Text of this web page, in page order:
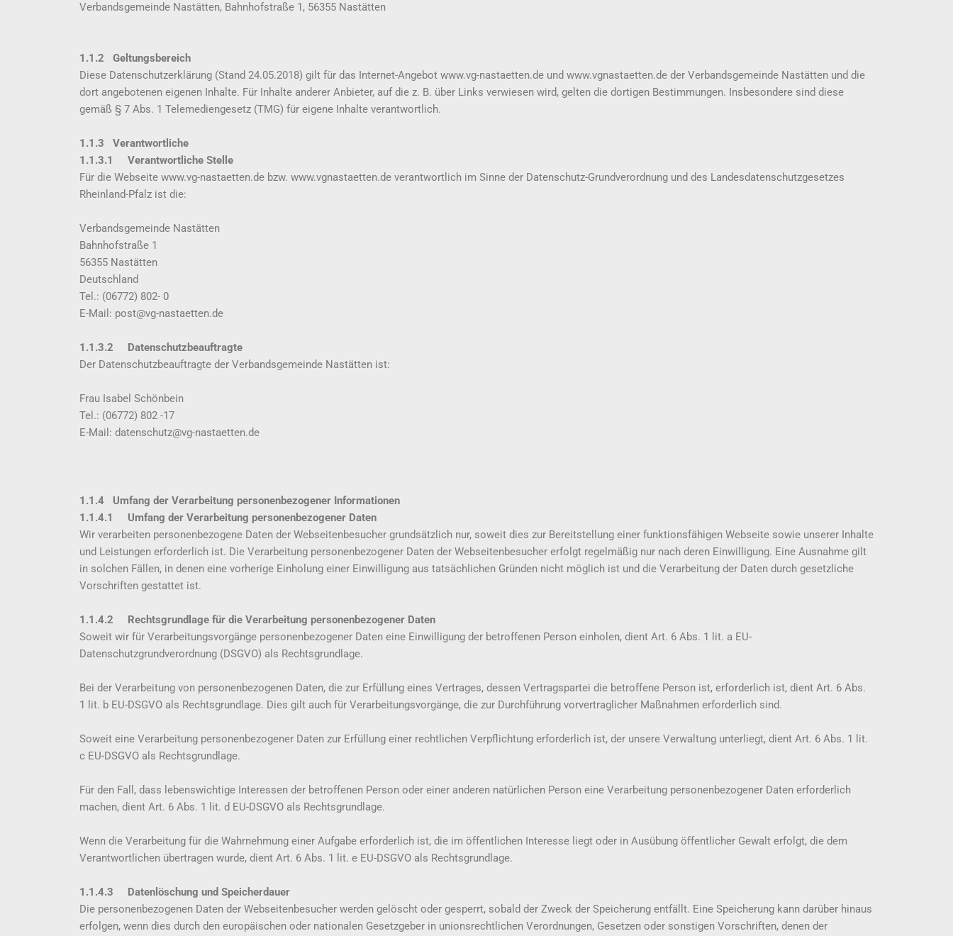
Verbandsgemeinde Nastätten, Bahnhofstraße 1, 56355 Nastätten
1.1.2 Geltungsbereich
Diese Datenschutzerklärung (Stand 24.05.2018) gilt für das Internet-Angebot www.vg-nastaetten.de und www.vgnastaetten.de der Verbandsgemeinde Nastätten und die
dort angebotenen eigenen Inhalte. Für Inhalte anderer Anbieter, auf die z. B. über Links verwiesen wird, gelten die dortigen Bestimmungen. Insbesondere sind diese
gemäß § 7 Abs. 1 Telemediengesetz (TMG) für eigene Inhalte verantwortlich.
1.1.3 Verantwortliche
1.1.3.1 Verantwortliche Stelle
Für die Webseite www.vg-nastaetten.de bzw. www.vgnastaetten.de verantwortlich im Sinne der Datenschutz-Grundverordnung und des Landesdatenschutzgesetzes
Rheinland-Pfalz ist die:
Verbandsgemeinde Nastätten
Bahnhofstraße 1
56355 Nastätten
Deutschland
Tel.: (06772) 802- 0
E-Mail: post@vg-nastaetten.de
1.1.3.2 Datenschutzbeauftragte
Der Datenschutzbeauftragte der Verbandsgemeinde Nastätten ist:
Frau Isabel Schönbein
Tel.: (06772) 802 -17
E-Mail: datenschutz@vg-nastaetten.de
1.1.4 Umfang der Verarbeitung personenbezogener Informationen
1.1.4.1 Umfang der Verarbeitung personenbezogener Daten
Wir verarbeiten personenbezogene Daten der Webseitenbesucher grundsätzlich nur, soweit dies zur Bereitstellung einer funktionsfähigen Webseite sowie unserer Inhalte
und Leistungen erforderlich ist. Die Verarbeitung personenbezogener Daten der Webseitenbesucher erfolgt regelmäßig nur nach deren Einwilligung. Eine Ausnahme gilt
in solchen Fällen, in denen eine vorherige Einholung einer Einwilligung aus tatsächlichen Gründen nicht möglich ist und die Verarbeitung der Daten durch gesetzliche
Vorschriften gestattet ist.
1.1.4.2 Rechtsgrundlage für die Verarbeitung personenbezogener Daten
Soweit wir für Verarbeitungsvorgänge personenbezogener Daten eine Einwilligung der betroffenen Person einholen, dient Art. 6 Abs. 1 lit. a EU-
Datenschutzgrundverordnung (DSGVO) als Rechtsgrundlage.
Bei der Verarbeitung von personenbezogenen Daten, die zur Erfüllung eines Vertrages, dessen Vertragspartei die betroffene Person ist, erforderlich ist, dient Art. 6 Abs.
1 lit. b EU-DSGVO als Rechtsgrundlage. Dies gilt auch für Verarbeitungsvorgänge, die zur Durchführung vorvertraglicher Maßnahmen erforderlich sind.
Soweit eine Verarbeitung personenbezogener Daten zur Erfüllung einer rechtlichen Verpflichtung erforderlich ist, der unsere Verwaltung unterliegt, dient Art. 6 Abs. 1 lit.
c EU-DSGVO als Rechtsgrundlage.
Für den Fall, dass lebenswichtige Interessen der betroffenen Person oder einer anderen natürlichen Person eine Verarbeitung personenbezogener Daten erforderlich
machen, dient Art. 6 Abs. 1 lit. d EU-DSGVO als Rechtsgrundlage.
Wenn die Verarbeitung für die Wahrnehmung einer Aufgabe erforderlich ist, die im öffentlichen Interesse liegt oder in Ausübung öffentlicher Gewalt erfolgt, die dem
Verantwortlichen übertragen wurde, dient Art. 6 Abs. 1 lit. e EU-DSGVO als Rechtsgrundlage.
1.1.4.3 Datenlöschung und Speicherdauer
Die personenbezogenen Daten der Webseitenbesucher werden gelöscht oder gesperrt, sobald der Zweck der Speicherung entfällt. Eine Speicherung kann darüber hinaus
erfolgen, wenn dies durch den europäischen oder nationalen Gesetzgeber in unionsrechtlichen Verordnungen, Gesetzen oder sonstigen Vorschriften, denen der